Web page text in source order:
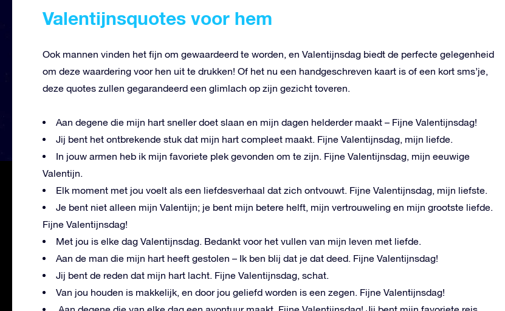
Valentijnsquotes voor hem
Ook mannen vinden het fijn om gewaardeerd te worden, en Valentijnsdag biedt de perfecte gelegenheid
om deze waardering voor hen uit te drukken! Of het nu een handgeschreven kaart is of een kort sms’je,
deze quotes zullen gegarandeerd een glimlach op zijn gezicht toveren.
Aan degene die mijn hart sneller doet slaan en mijn dagen helderder maakt – Fijne Valentijnsdag!
Jij bent het ontbrekende stuk dat mijn hart compleet maakt. Fijne Valentijnsdag, mijn liefde.
In jouw armen heb ik mijn favoriete plek gevonden om te zijn. Fijne Valentijnsdag, mijn eeuwige
Valentijn.
Elk moment met jou voelt als een liefdesverhaal dat zich ontvouwt. Fijne Valentijnsdag, mijn liefste.
Je bent niet alleen mijn Valentijn; je bent mijn betere helft, mijn vertrouweling en mijn grootste liefde.
Fijne Valentijnsdag!
Met jou is elke dag Valentijnsdag. Bedankt voor het vullen van mijn leven met liefde.
Aan de man die mijn hart heeft gestolen – Ik ben blij dat je dat deed. Fijne Valentijnsdag!
Jij bent de reden dat mijn hart lacht. Fijne Valentijnsdag, schat.
Van jou houden is makkelijk, en door jou geliefd worden is een zegen. Fijne Valentijnsdag!